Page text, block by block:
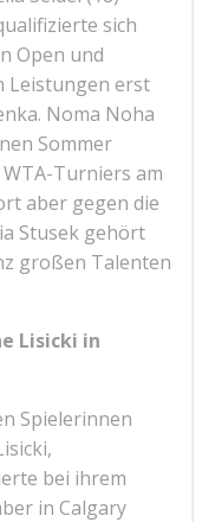
sich
Open und
Leistungen erst
Noma Noha
Sommer
Turniers am
aber gegen die
Stusek gehört
großen Talenten
Lisicki in
Spielerinnen
bei ihrem
in Calgary